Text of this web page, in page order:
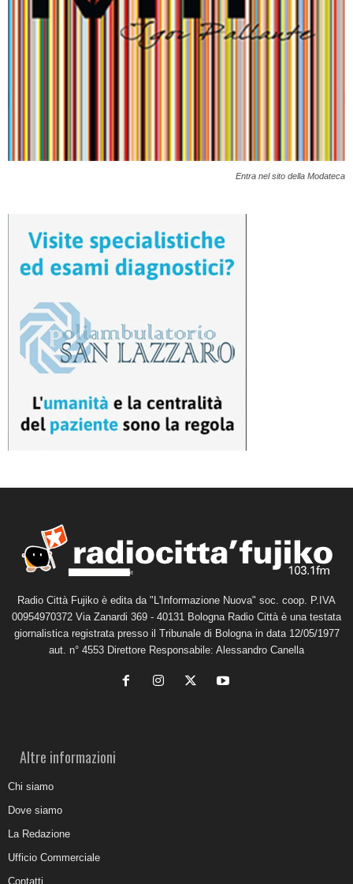
Entra nel sito della Modateca
Radio Città Fujiko è edita da "L'Informazione Nuova" soc. coop. P.IVA
00954970372 Via Zanardi 369 - 40131 Bologna Radio Città è una testata
giornalistica registrata presso il Tribunale di Bologna in data 12/05/1977
aut. n° 4553 Direttore Responsabile: Alessandro Canella
Altre informazioni
Chi siamo
Dove siamo
La Redazione
Ufficio Commerciale
Contatti